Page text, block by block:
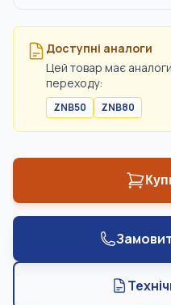
Доступні аналоги
Цей товар має
переходу:
ZNB50 ZNB80